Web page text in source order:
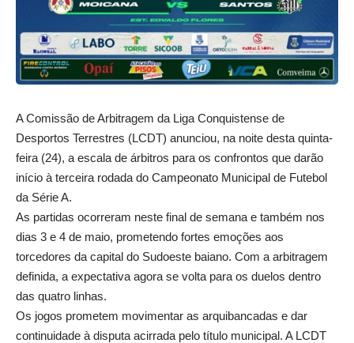
A Comissão de Arbitragem da Liga Conquistense de
Desportos Terrestres (LCDT) anunciou, na noite desta quinta-
feira (24), a escala de árbitros para os confrontos que darão
início à terceira rodada do Campeonato Municipal de Futebol
da Série A.
As partidas ocorreram neste final de semana e também nos
dias 3 e 4 de maio, prometendo fortes emoções aos
torcedores da capital do Sudoeste baiano. Com a arbitragem
definida, a expectativa agora se volta para os duelos dentro
das quatro linhas.
Os jogos prometem movimentar as arquibancadas e dar
continuidade à disputa acirrada pelo título municipal. A LCDT